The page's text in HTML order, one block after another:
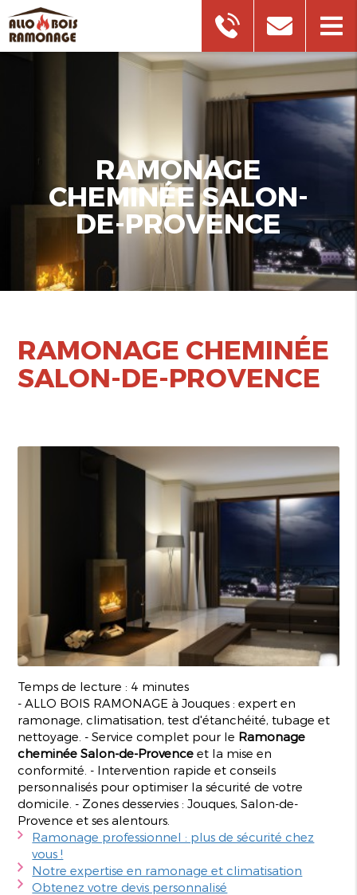
RAMONAGE
CHEMINÉE SALON-
DE-PROVENCE
RAMONAGE CHEMINÉE
SALON-DE-PROVENCE
Temps de lecture : 4 minutes
- ALLO BOIS RAMONAGE à Jouques : expert en
ramonage, climatisation, test d'étanchéité, tubage et
nettoyage. - Service complet pour le Ramonage
cheminée Salon-de-Provence et la mise en
conformité. - Intervention rapide et conseils
personnalisés pour optimiser la sécurité de votre
domicile. - Zones desservies : Jouques, Salon-de-
Provence et ses alentours.
Ramonage professionnel : plus de sécurité chez
vous !
Notre expertise en ramonage et climatisation
Obtenez votre devis personnalisé